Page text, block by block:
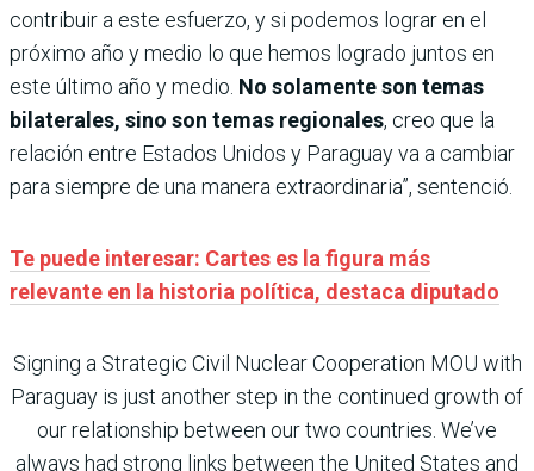
contribuir a este esfuerzo, y si podemos lograr en el
próximo año y medio lo que hemos logrado juntos en
este último año y medio. No solamente son temas
bilaterales, sino son temas regionales, creo que la
relación entre Estados Unidos y Paraguay va a cambiar
para siempre de una manera extraordinaria”, sentenció.
Te puede interesar: Cartes es la figura más
relevante en la historia política, destaca diputado
Signing a Strategic Civil Nuclear Cooperation MOU with
Paraguay is just another step in the continued growth of
our relationship between our two countries. We’ve
always had strong links between the United States and